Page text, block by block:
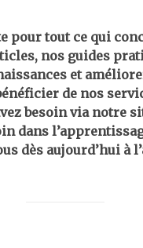
pour tout ce qui
nos guides
et
de nos
besoin via notre
dans
dès aujourd’hui à